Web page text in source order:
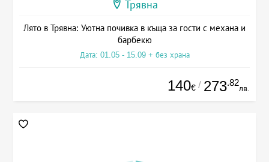
Трявна
Лято в Трявна: Уютна почивка в къща за гости с механа и
барбекю
Дата: 01.05 - 15.09 + без храна
140€ / 273.82
лв.